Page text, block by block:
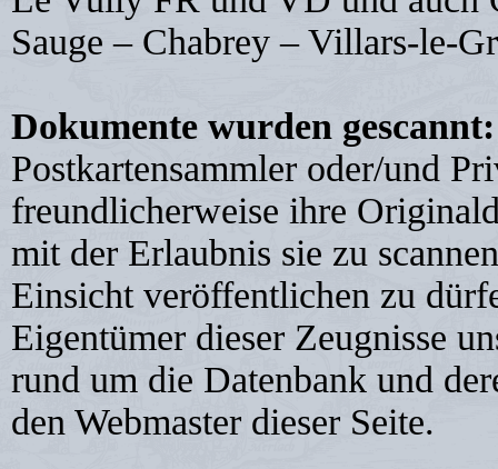
Sauge – Chabrey – Villars-le-
Dokumente wurden gescannt:
Postkartensammler oder/und
freundlicherweise ihre
mit der Erlaubnis sie zu
Einsicht veröffentlichen zu
Eigentümer dieser Zeugnisse
rund um die Datenbank und
den Webmaster dieser Seite.